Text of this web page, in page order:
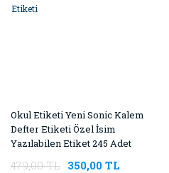
Okul Etiketi Yeni Sonic Kalem
Defter Etiketi Özel İsim
Yazılabilen Etiket 245 Adet
479,00 TL 350,00 TL